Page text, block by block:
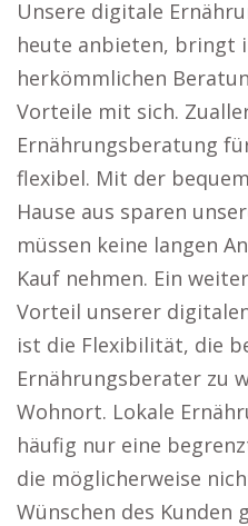
Unsere digitale
heute anbieten, bringt
herkömmlichen
Vorteile mit sich.
Ernährungsberatung
flexibel. Mit der
Hause aus sparen
müssen keine langen
Kauf nehmen. Ein
Vorteil unserer
ist die Flexibilität, die
Ernährungsberater zu
Wohnort. Lokale
häufig nur eine
die möglicherweise
Wünschen des Kunden